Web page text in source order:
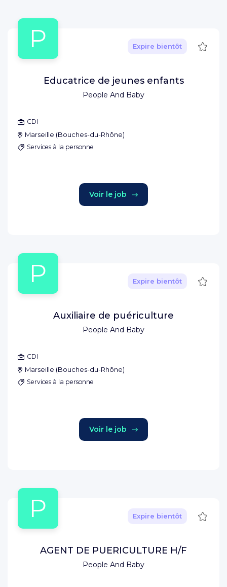
P
People And Baby
Expire bientôt
Educatrice de jeunes enfants
CDI
Marseille (Bouches-du-Rhône)
Services à la personne
Voir le job
P
People And Baby
Expire bientôt
Auxiliaire de puériculture
CDI
Marseille (Bouches-du-Rhône)
Services à la personne
Voir le job
P
People And Baby
Expire bientôt
AGENT DE PUERICULTURE H/F